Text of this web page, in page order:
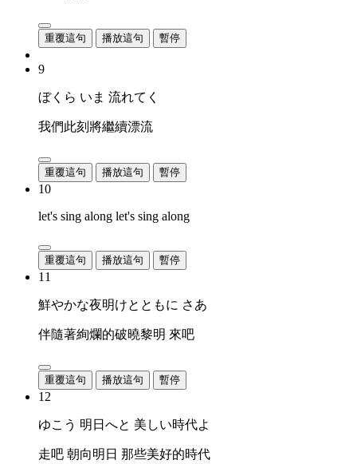
重覆這句 播放這句 暫停
9
ぼくら いま 流れてく
我們此刻將繼續漂流
重覆這句 播放這句 暫停
10
let's sing along let's sing along
重覆這句 播放這句 暫停
11
鮮やかな夜明けとともに さあ
伴隨著絢爛的破曉黎明 來吧
重覆這句 播放這句 暫停
12
ゆこう 明日へと 美しい時代よ
走吧 朝向明日 那些美好的時代